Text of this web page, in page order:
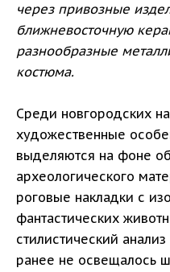
через привозные
ближневосточную
разнообразные
костюма.
Среди новгородских
художественные
выделяются на фоне
археологического
роговые накладки с
фантастических
стилистический
ранее не освещалось